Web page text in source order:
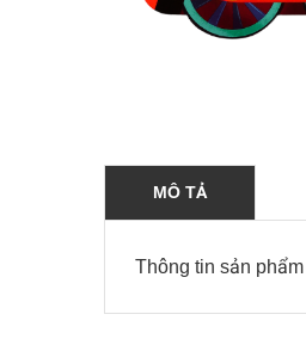
MÔ TẢ
Thông tin sản